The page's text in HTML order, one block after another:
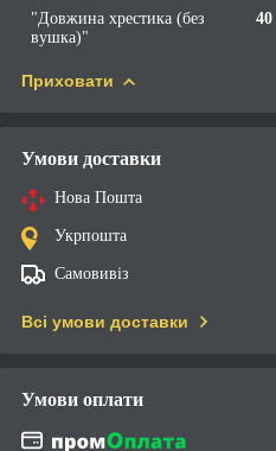
"Довжина хрестика (без
вушка)"
Приховати
Умови доставки
Нова Пошта
Укрпошта
Самовивіз
Всі умови доставки
Умови оплати